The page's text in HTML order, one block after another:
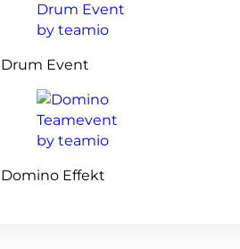
Drum Event
Domino Effekt